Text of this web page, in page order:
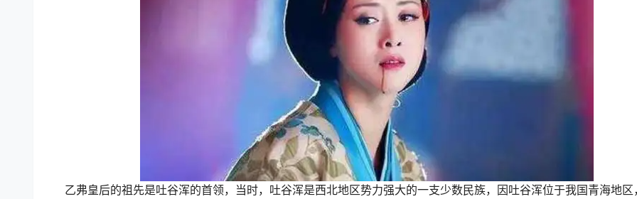
乙弗皇后的祖先是吐谷浑的首领，当时，吐谷浑是西北地区势力强大的一支少数民族，因吐谷浑位于我国青海地区